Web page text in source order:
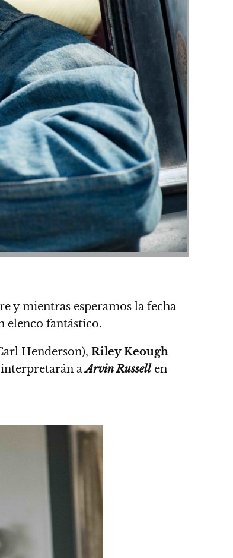
y mientras esperamos la fecha
elenco fantástico.
Henderson), Riley Keough
interpretarán aArvin Russell en